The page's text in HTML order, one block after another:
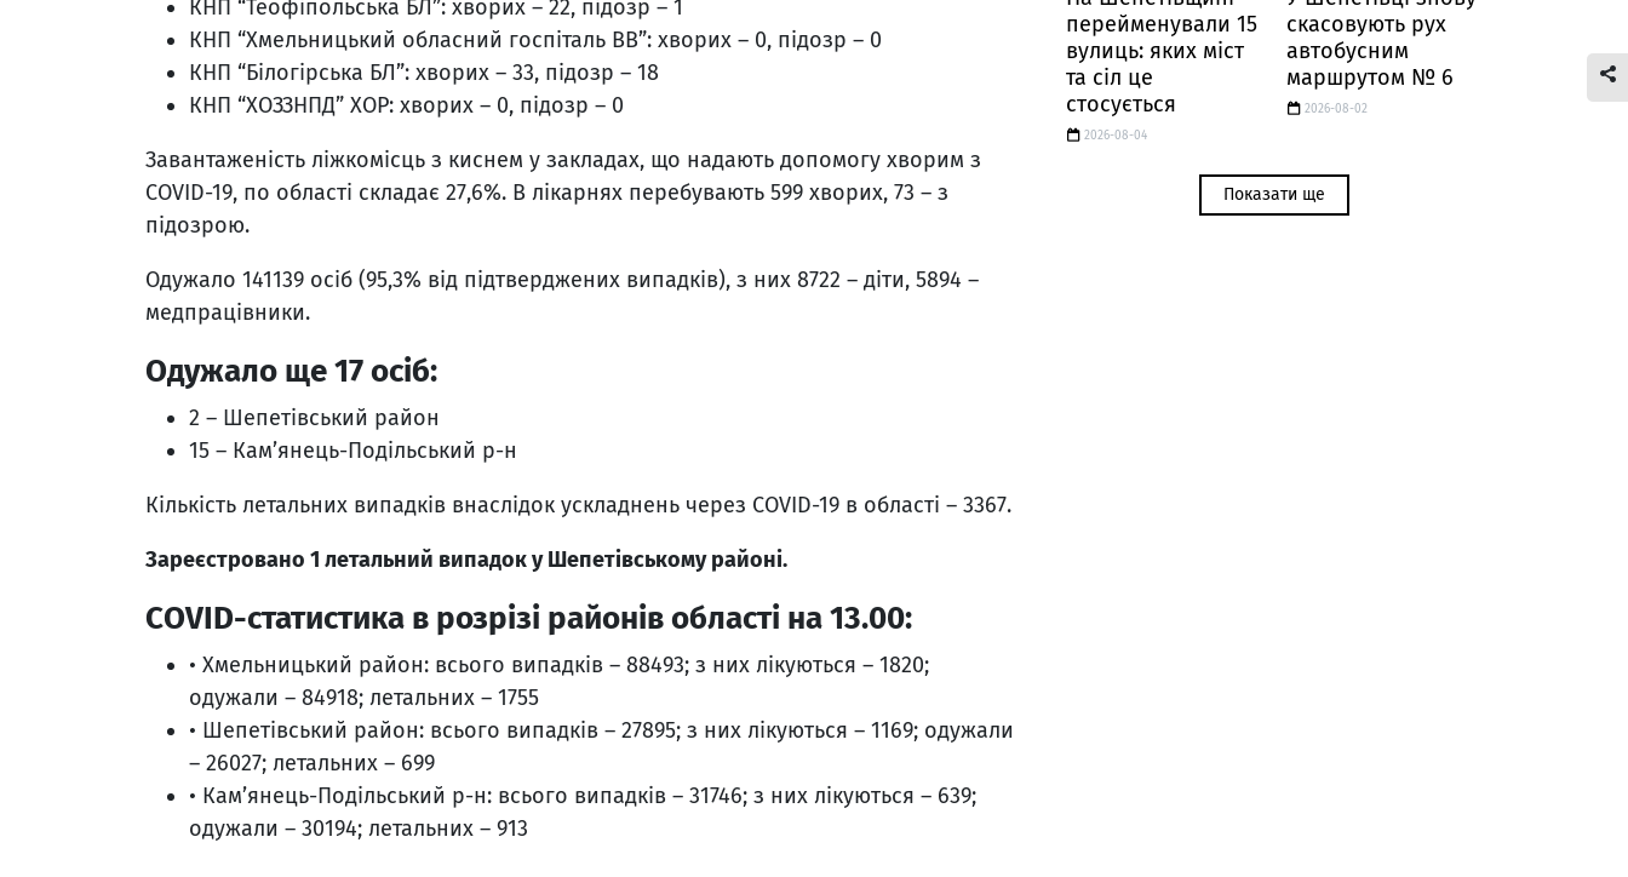
КНП “Теофіпольська БЛ”: хворих – 22, підозр – 1
КНП “Хмельницький обласний госпіталь ВВ”: хворих – 0, підозр – 0
КНП “Білогірська БЛ”: хворих – 33, підозр – 18
КНП “ХОЗЗНПД” ХОР: хворих – 0, підозр – 0
Завантаженість ліжкомісць з киснем у закладах, що надають допомогу хворим з
COVID-19, по області складає 27,6%. В лікарнях перебувають 599 хворих, 73 – з
підозрою.
Одужало 141139 осіб (95,3% від підтверджених випадків), з них 8722 – діти, 5894 –
медпрацівники.
Одужало ще 17 осіб:
2 – Шепетівський район
15 – Кам’янець-Подільський р-н
Кількість летальних випадків внаслідок ускладнень через COVID-19 в області – 3367.
Зареєстровано 1 летальний випадок у Шепетівському районі.
СOVID-статистика в розрізі районів області на 13.00:
• Хмельницький район: всього випадків – 88493; з них лікуються – 1820;
одужали – 84918; летальних – 1755
• Шепетівський район: всього випадків – 27895; з них лікуються – 1169; одужали
– 26027; летальних – 699
• Кам’янець-Подільський р-н: всього випадків – 31746; з них лікуються – 639;
одужали – 30194; летальних – 913
перейменували 15
вулиць: яких міст
та сіл це
стосується
2026-08-04
скасовують рух
автобусним
маршрутом № 6
2026-08-02
Показати ще